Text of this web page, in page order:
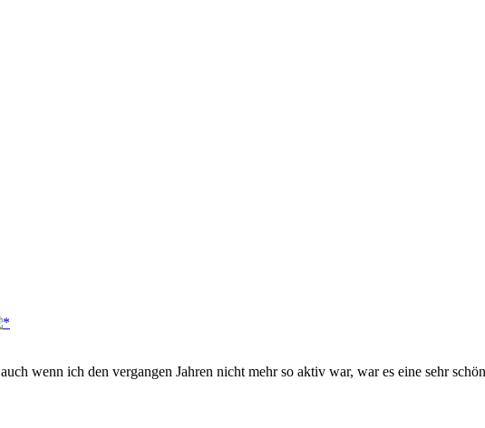
wenn ich den vergangen Jahren nicht mehr so aktiv war, war es eine sehr